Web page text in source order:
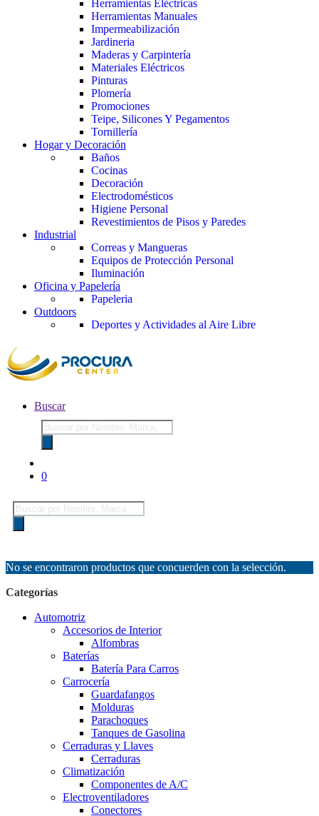
Herramientas Eléctricas
Herramientas Manuales
Impermeabilización
Jardineria
Maderas y Carpintería
Materiales Eléctricos
Pinturas
Plomería
Promociones
Teipe, Silicones Y Pegamentos
Tornillería
Hogar y Decoración
Baños
Cocinas
Decoración
Electrodomésticos
Higiene Personal
Revestimientos de Pisos y Paredes
Industrial
Correas y Mangueras
Equipos de Protección Personal
Iluminación
Oficina y Papelería
Papeleria
Outdoors
Deportes y Actividades al Aire Libre
Buscar
Búsqueda
de
productos
0
Búsqueda
de
productos
No se encontraron productos que concuerden con la selección.
Categorías
Automotriz
Accesorios de Interior
Alfombras
Baterías
Batería Para Carros
Carrocería
Guardafangos
Molduras
Parachoques
Tanques de Gasolina
Cerraduras y Llaves
Cerraduras
Climatización
Componentes de A/C
Electroventiladores
Conectores